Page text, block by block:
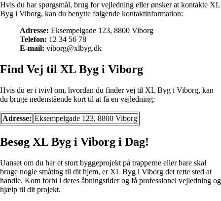
Hvis du har spørgsmål, brug for vejledning eller ønsker at kontakte XL
Byg i Viborg, kan du benytte følgende kontaktinformation:
Adresse: Eksempelgade 123, 8800 Viborg
Telefon: 12 34 56 78
E-mail: viborg@xlbyg.dk
Find Vej til XL Byg i Viborg
Hvis du er i tvivl om, hvordan du finder vej til XL Byg i Viborg, kan
du bruge nedenstående kort til at få en vejledning:
Adresse: Eksempelgade 123, 8800 Viborg
Besøg XL Byg i Viborg i Dag!
Uanset om du har et stort byggeprojekt på trapperne eller bare skal
bruge nogle småting til dit hjem, er XL Byg i Viborg det rette sted at
handle. Kom forbi i deres åbningstider og få professionel vejledning og
hjælp til dit projekt.